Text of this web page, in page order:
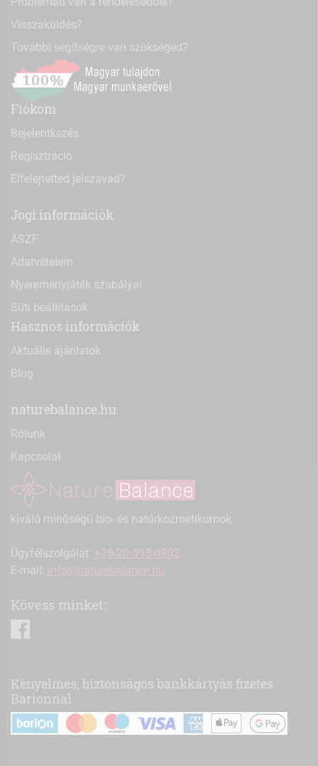
Visszaküldés?
További segítségre van szükséged?
Fiókom
Bejelentkezés
Regisztráció
Elfelejtetted jelszavad?
Jogi információk
ÁSZF
Adatvételem
Nyereményjáték szabályai
Süti beállítások
Hasznos információk
Aktuális ajánlatok
Blog
naturebalance.hu
Rólunk
Kapcsolat
kiváló minőségű bio- és natúrkozmetikumok
Ügyfélszolgálat: +36-20-593-0902
E-mail: info@naturebalance.hu
Kövess minket:
Kényelmes, biztonságos bankkártyás fizetés
Barionnal